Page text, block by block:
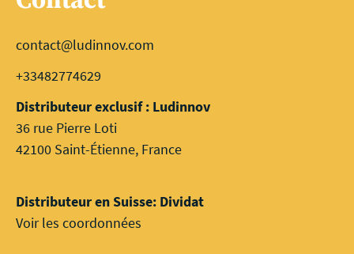
contact@ludinnov.com
+33482774629
Distributeur exclusif : Ludinnov
36 rue Pierre Loti
42100 Saint-Étienne, France
Distributeur en Suisse: Dividat
Voir les coordonnées